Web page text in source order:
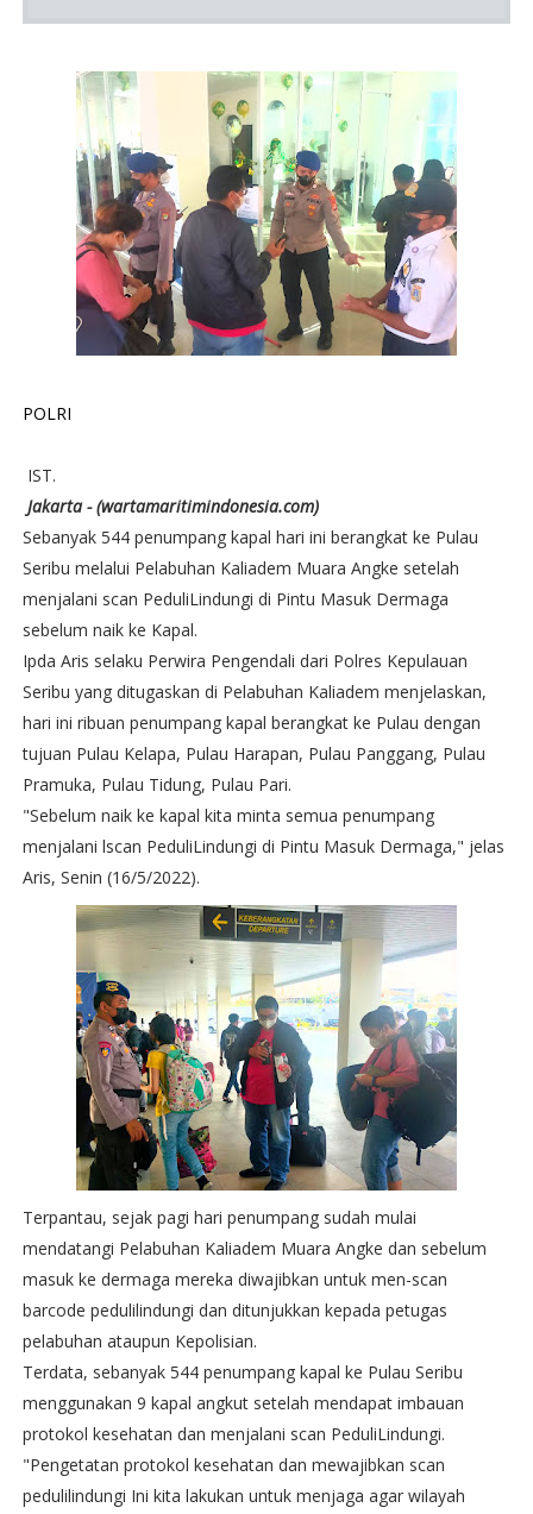
POLRI
IST.
Jakarta - (wartamaritimindonesia.com)
Sebanyak 544 penumpang kapal hari ini berangkat ke Pulau
Seribu melalui Pelabuhan Kaliadem Muara Angke setelah
menjalani scan PeduliLindungi di Pintu Masuk Dermaga
sebelum naik ke Kapal.
Ipda Aris selaku Perwira Pengendali dari Polres Kepulauan
Seribu yang ditugaskan di Pelabuhan Kaliadem menjelaskan,
hari ini ribuan penumpang kapal berangkat ke Pulau dengan
tujuan Pulau Kelapa, Pulau Harapan, Pulau Panggang, Pulau
Pramuka, Pulau Tidung, Pulau Pari.
"Sebelum naik ke kapal kita minta semua penumpang
menjalani lscan PeduliLindungi di Pintu Masuk Dermaga," jelas
Aris, Senin (16/5/2022).
Terpantau, sejak pagi hari penumpang sudah mulai
mendatangi Pelabuhan Kaliadem Muara Angke dan sebelum
masuk ke dermaga mereka diwajibkan untuk men-scan
barcode pedulilindungi dan ditunjukkan kepada petugas
pelabuhan ataupun Kepolisian.
Terdata, sebanyak 544 penumpang kapal ke Pulau Seribu
menggunakan 9 kapal angkut setelah mendapat imbauan
protokol kesehatan dan menjalani scan PeduliLindungi.
"Pengetatan protokol kesehatan dan mewajibkan scan
pedulilindungi Ini kita lakukan untuk menjaga agar wilayah